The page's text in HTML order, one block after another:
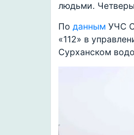
людьми.
По данным УЧС
«112» в
Сурханском